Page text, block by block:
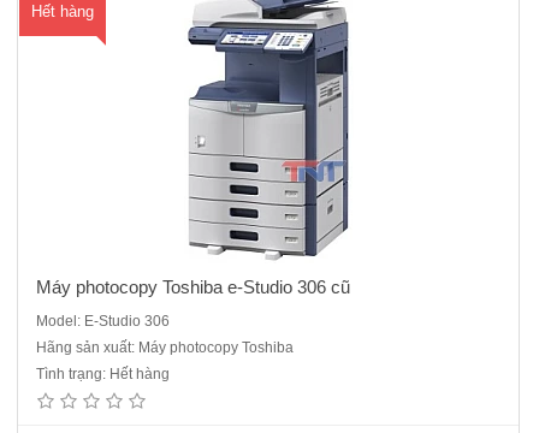
Hết hàng
Máy photocopy Toshiba e-Studio 306 cũ
Model: E-Studio 306
Hãng sản xuất: Máy photocopy Toshiba
Tình trạng: Hết hàng
Máy photocopy Toshiba E-Studio 357 cũ- Chức năng chuẩn: Copy /in
mạng/scan màu- Màn hình điều khiển LCD màu rộng 8,5 inch với các
biểu tượng lớn- Khổ giấy sao chụp: A3 – A5.- Tốc độ copy - in: 35
trang/phút A4.- Dung lượng bộ nhớ: 02 GB. ..